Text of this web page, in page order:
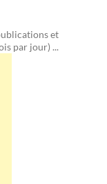
et
par jour) ...